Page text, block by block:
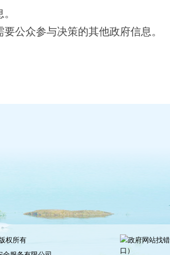
众参与决策的其他政府信息。
权所有